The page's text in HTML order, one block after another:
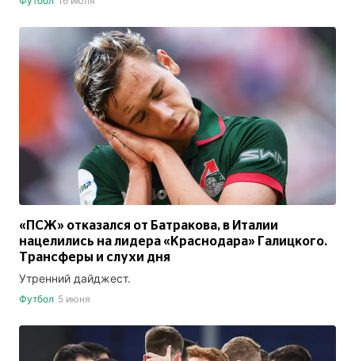
«ПСЖ» отказался от Батракова, в Италии
нацелились на лидера «Краснодара» Галицкого.
Трансферы и слухи дня
Утренний дайджест.
Футбол 5 июня